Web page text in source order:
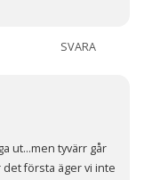
SVARA
ut…men tyvärr går
första äger vi inte